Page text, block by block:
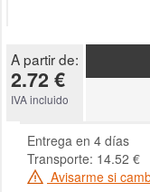
A partir de:
2.72 €
IVA incluido
Entrega en 4 días
Transporte: 14.52 €
Avisarme si